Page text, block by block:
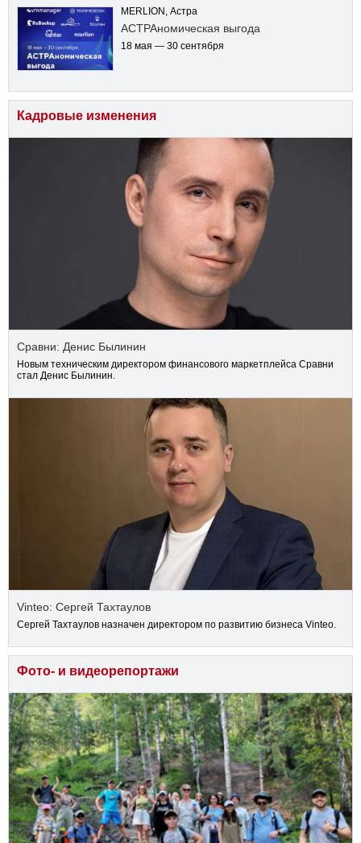
MERLION, Астра
АСТРАномическая выгода
18 мая — 30 сентября
Кадровые изменения
Сравни: Денис Былинин
Новым техническим директором финансового маркетплейса Сравни
стал Денис Былинин.
Vinteo: Сергей Тахтаулов
Сергей Тахтаулов назначен директором по развитию бизнеса Vinteo.
Фото- и видеорепортажи